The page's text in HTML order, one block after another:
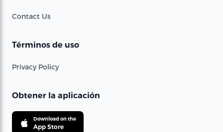
Contact Us
Términos de uso
Privacy Policy
Obtener la aplicación
Download on the
App Store